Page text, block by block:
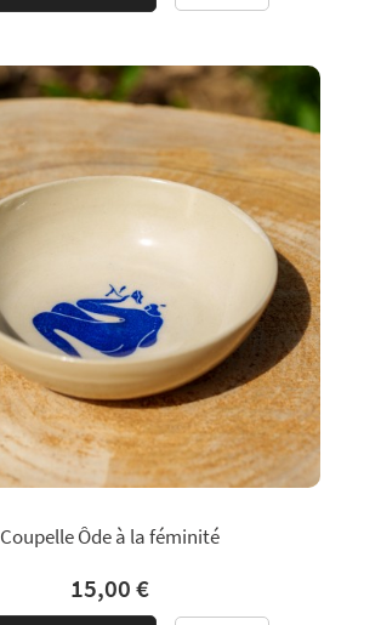
Coupelle Ôde à la féminité
15,00 €